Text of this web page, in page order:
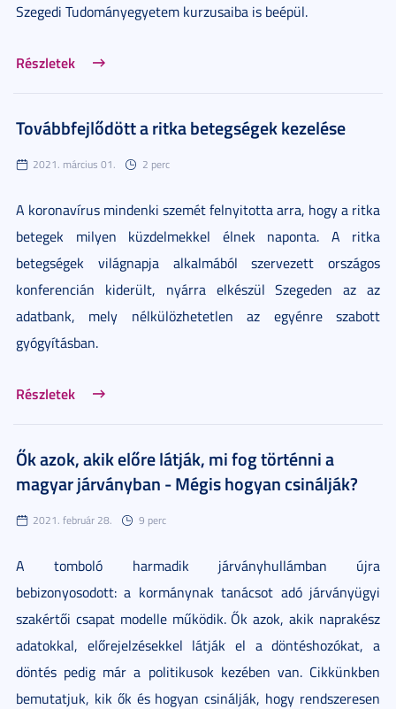
Szegedi Tudományegyetem kurzusaiba is beépül.
Részletek
Továbbfejlődött a ritka betegségek kezelése
2021. március 01. 2 perc
A koronavírus mindenki szemét felnyitotta arra, hogy a ritka
betegek milyen küzdelmekkel élnek naponta. A ritka
betegségek világnapja alkalmából szervezett országos
konferencián kiderült, nyárra elkészül Szegeden az az
adatbank, mely nélkülözhetetlen az egyénre szabott
gyógyításban.
Részletek
Ők azok, akik előre látják, mi fog történni a
magyar járványban - Mégis hogyan csinálják?
2021. február 28. 9 perc
A tomboló harmadik járványhullámban újra
bebizonyosodott: a kormánynak tanácsot adó járványügyi
szakértői csapat modelle működik. Ők azok, akik naprakész
adatokkal, előrejelzésekkel látják el a döntéshozókat, a
döntés pedig már a politikusok kezében van. Cikkünkben
bemutatjuk, kik ők és hogyan csinálják, hogy rendszeresen